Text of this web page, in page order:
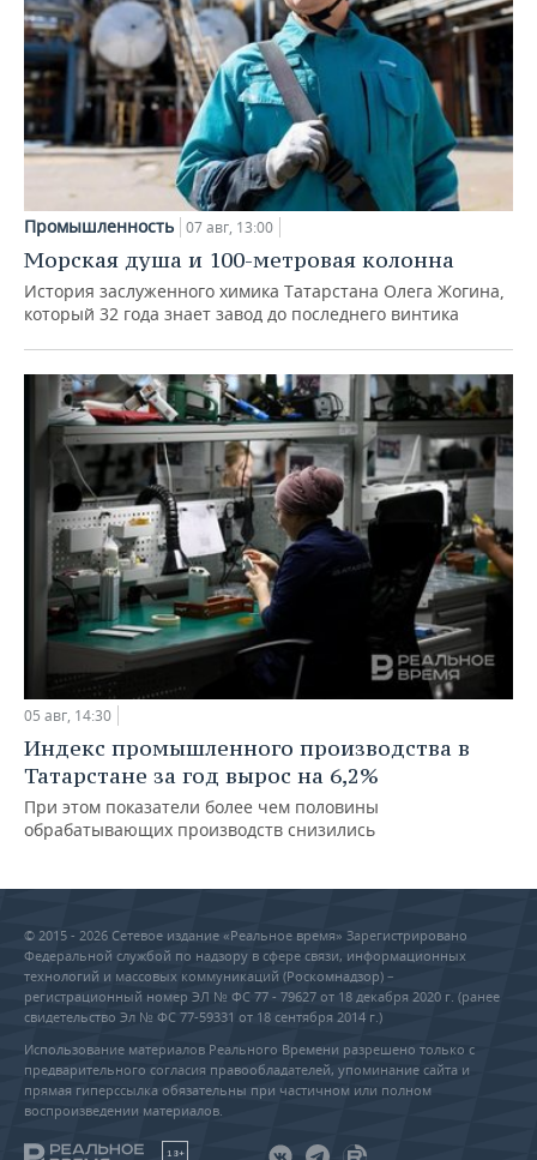
Промышленность 07 авг, 13:00
Морская душа и 100-метровая колонна
История заслуженного химика Татарстана Олега Жогина,
который 32 года знает завод до последнего винтика
05 авг, 14:30
Индекс промышленного производства в
Татарстане за год вырос на 6,2%
При этом показатели более чем половины
обрабатывающих производств снизились
© 2015 - 2026 Сетевое издание «Реальное время» Зарегистрировано
Федеральной службой по надзору в сфере связи, информационных
технологий и массовых коммуникаций (Роскомнадзор) –
регистрационный номер ЭЛ № ФС 77 - 79627 от 18 декабря 2020 г. (ранее
свидетельство Эл № ФС 77-59331 от 18 сентября 2014 г.)
Использование материалов Реального Времени разрешено только с
предварительного согласия правообладателей, упоминание сайта и
прямая гиперссылка обязательны при частичном или полном
воспроизведении материалов.
18+